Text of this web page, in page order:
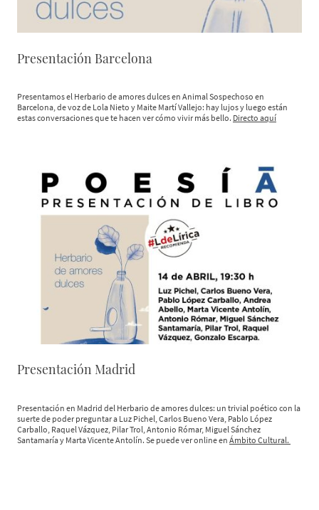
Presentación Barcelona
Presentamos el Herbario de amores dulces en Animal Sospechoso en
Barcelona, de voz de Lola Nieto y Maite Martí Vallejo: hay lujos y luego están
estas conversaciones que te hacen ver cómo vivir más bello. Directo aquí
Presentación Madrid
Presentación en Madrid del Herbario de amores dulces: un trivial poético con la
suerte de poder preguntar a Luz Pichel, Carlos Bueno Vera, Pablo López
Carballo, Raquel Vázquez, Pilar Trol, Antonio Rómar, Miguel Sánchez
Santamaría y Marta Vicente Antolín. Se puede ver online en Ámbito Cultural.